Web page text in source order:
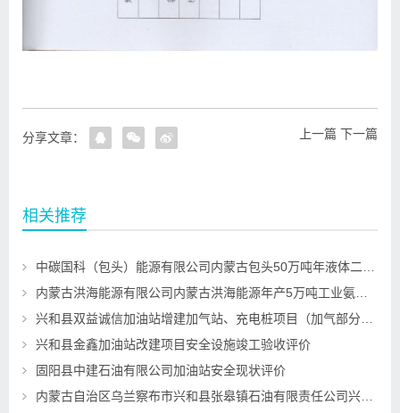
上一篇 下一篇
分享文章：
相关推荐
兴和县金鑫加油站改建项目安全设施竣工验收评价
固阳县中建石油有限公司加油站安全现状评价